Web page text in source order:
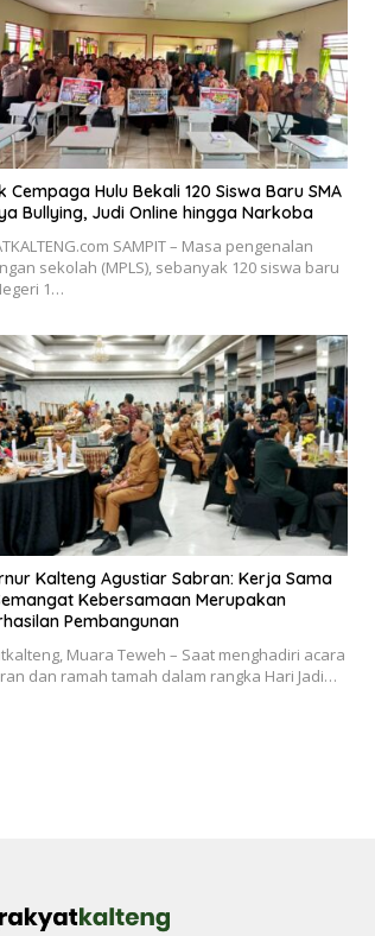
Cempaga Hulu Bekali 120 Siswa Baru SMA
Bullying, Judi Online hingga Narkoba
SAMPIT – Masa pengenalan
sekolah (MPLS), sebanyak 120 siswa baru
1…
Kalteng Agustiar Sabran: Kerja Sama
Kebersamaan Merupakan
Pembangunan
Muara Teweh – Saat menghadiri acara
dan ramah tamah dalam rangka Hari Jadi…